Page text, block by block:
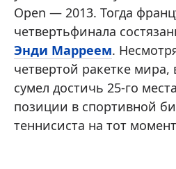
Open — 2013. Тогда
четвертьфинала
Энди Марреем.
четвертой ракетке
сумел достичь 25-го
позиции в спортивной
теннисиста на тот